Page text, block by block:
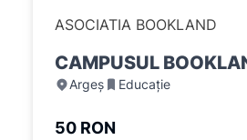
ASOCIATIA BOOKLAND
CAMPUSUL
Argeș Educație
50 RON